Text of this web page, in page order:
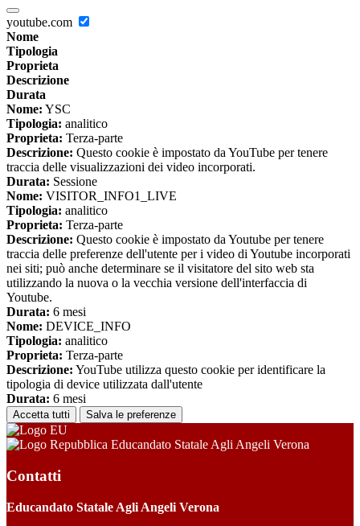
youtube.com
Nome
Tipologia
Proprieta
Descrizione
Durata
Nome: YSC
Tipologia: analitico
Proprieta: Terza-parte
Descrizione: Questo cookie è impostato da YouTube per tenere
traccia delle visualizzazioni dei video incorporati.
Durata: Sessione
Nome: VISITOR_INFO1_LIVE
Tipologia: analitico
Proprieta: Terza-parte
Descrizione: Questo cookie è impostato da Youtube per tenere
traccia delle preferenze dell'utente per i video di Youtube incorporati
nei siti; può anche determinare se il visitatore del sito web sta
utilizzando la nuova o la vecchia versione dell'interfaccia di
Youtube.
Durata: 6 mesi
Nome: DEVICE_INFO
Tipologia: analitico
Proprieta: Terza-parte
Descrizione: YouTube utilizza questo cookie per identificare la
tipologia di device utilizzata dall'utente
Durata: 6 mesi
Accetta tutti Salva le preferenze
Educandato Statale Agli Angeli Verona
Contatti
Educandato Statale Agli Angeli Verona